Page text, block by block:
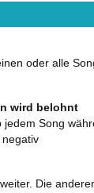
oder alle
wird belohnt
jedem Song
negativ
Die